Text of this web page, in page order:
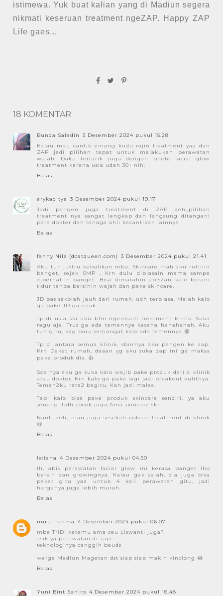
istimewa. Yuk buat kalian yang di Madiun segera
nikmati keseruan treatment ngeZAP. Happy ZAP
Life gaes...
18 KOMENTAR
Bunda Saladin
3 Desember 2024 pukul 15.28
Kalau mau cantik emang kudu rajin treatment yaa dan
ZAP jadi pilihan tepat untuk melakukan perawatan
wajah. Daku tertarik juga dengan photo facial glow
treatment karena usia udah 30+ nih.
Balas
erykaditya
3 Desember 2024 pukul 19.17
Jadi pengen juga treatment di ZAP deh,,pilihan
treatment nya sangat lengkap dan langsung ditangani
para dokter dan tenaga ahli kecantikan lainnya
Balas
fanny Nila (dcatqueen.com)
3 Desember 2024 pukul 21.41
Aku tuh justru kebalikan mba. Skincare mah aku rutiiiin
banget, sejak SMP , Krn dulu dibiasain mama sampe
diperhatiin banget. Bisa dimarahin abis2an kalo berani
tidur tanpa bersihin wajah dan pake skincare.
JD pas sekolah jauh dari rumah, udh terbiasa. Malah kalo
ga pake JD ga enak.
Tp di usia skr aku blm ngerasain treatment klinik. Suka
ragu aja. Trus ga ada temennya kesana hahahahah. Aku
tuh gitu, kdg baru semangat kalo ada temennya 😁
Tp di antara semua klinik, sbnrnya aku pengen ke zap.
Krn Deket rumah, daaan yg aku suka zap ini ga maksa
pake produk dia. 👍
Soalnya aku ga suka kalo wajib pake produk dari si klinik
atau dokter. Krn kalo ga pake lagi jadi breakout kulitnya.
Temen2ku rata2 begitu. Kan jadi males.
Tapi kalo bisa pake produk skincare sendiri, ya aku
seneng. Udh cocok juga Ama skincare skr.
Nanti deh, mau juga sesekali cobain treatment di klinik
😄
Balas
Istiana
4 Desember 2024 pukul 04.50
Ih, abis perawatan facial glow ini kerasa banget lho
bersih dan glowingnya. Kalau gak salah, dia juga bisa
paket gitu yaa untuk 4 kali perawatan gitu, jadi
harganya juga lebih murah.
Balas
nurul rahma
4 Desember 2024 pukul 06.07
mba TriDi ketemu ama ceu Liswanti juga?
asik ya perawatan di zap.
teknologinya canggih beuds
warga Madiun Magetan dst siap siap makin kinclong 😂
Balas
Yuni Bint Saniro 4 Desember 2024 pukul 16.48